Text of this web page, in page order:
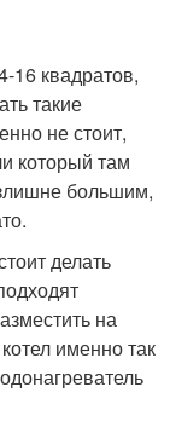
16 квадратов,
такие
не стоит,
который там
большим,
делать
на
именно так